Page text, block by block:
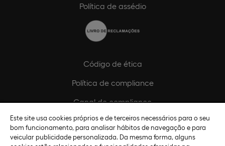
Política de assédio
Código de ética
Política de compliance
Canal de compliance
Plano de Igualdade de Género
Este site usa cookies próprios e de terceiros necessários para o seu
bom funcionamento, para analisar hábitos de navegação e para
veicular publicidade personalizada. Da mesma forma, alguns